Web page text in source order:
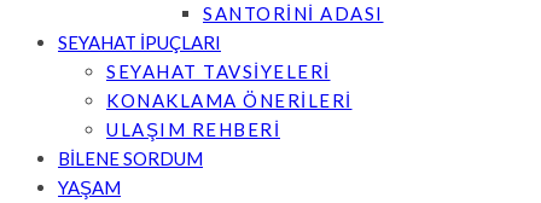
SANTORİNİ ADASI
SEYAHAT İPUÇLARI
SEYAHAT TAVSİYELERİ
KONAKLAMA ÖNERİLERİ
ULAŞIM REHBERİ
BİLENE SORDUM
YAŞAM